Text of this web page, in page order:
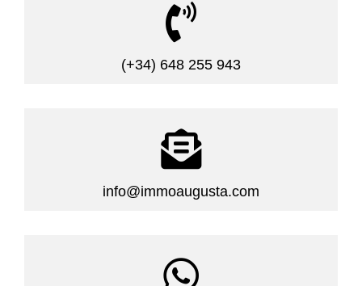

(+34) 648 255 943

info@immoaugusta.com
